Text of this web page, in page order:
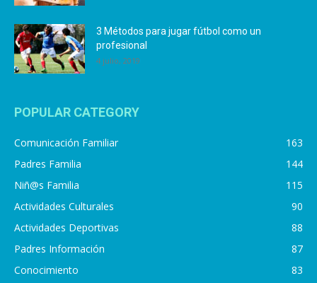
3 Métodos para jugar fútbol como un
profesional
4 julio, 2019
POPULAR CATEGORY
Comunicación Familiar
163
Padres Familia
144
Niñ@s Familia
115
Actividades Culturales
90
Actividades Deportivas
88
Padres Información
87
Conocimiento
83